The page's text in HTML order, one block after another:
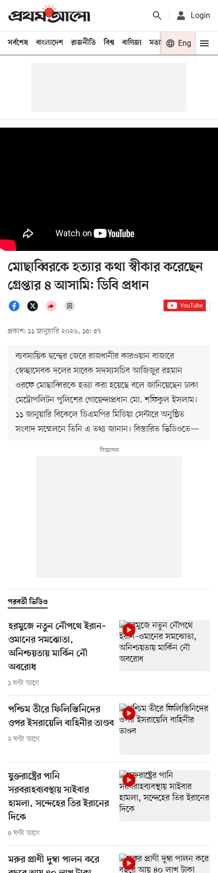
Login
সর্বশেষ বাংলাদেশ রাজনীতি বিশ্ব বাণিজ্য মতামত খেলা
Eng
মোছাব্বিরকে হত্যার কথা স্বীকার করেছেন
গ্রেপ্তার ৪ আসামি: ডিবি প্রধান
প্রকাশ: ১১ জানুয়ারি ২০২৬, ১৫: ৫৭
ব্যবসায়িক দ্বন্দ্বের জেরে রাজধানীর কারওয়ান বাজারে
স্বেচ্ছাসেবক দলের সাবেক সদস্যসচিব আজিজুর রহমান
ওরফে মোছাব্বিরকে হত্যা করা হয়েছে বলে জানিয়েছেন ঢাকা
মেট্রোপলিটন পুলিশের গোয়েন্দাপ্রধান মো. শফিকুল ইসলাম।
১১ জানুয়ারি বিকেলে ডিএমপির মিডিয়া সেন্টারে অনুষ্ঠিত
সংবাদ সম্মেলনে তিনি এ তথ্য জানান। বিস্তারিত ভিডিওতে—
পরবর্তী ভিডিও
হরমুজে নতুন নৌপথে ইরান–
ওমানের সমঝোতা,
অনিশ্চয়তায় মার্কিন নৌ
অবরোধ
১ ঘণ্টা আগে
পশ্চিম তীরে ফিলিস্তিনিদের
ওপর ইসরায়েলি বাহিনীর তাণ্ডব
২ ঘণ্টা আগে
যুক্তরাষ্ট্রের পানি
সরবরাহব্যবস্থায় সাইবার
হামলা, সন্দেহের তির ইরানের
দিকে
৫ ঘণ্টা আগে
মরুর প্রাণী দুম্বা পালন করে